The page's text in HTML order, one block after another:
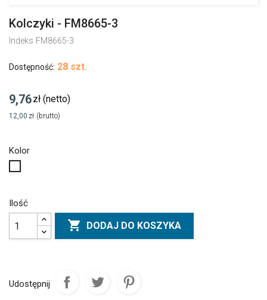
Kolczyki - FM8665-3
Indeks FM8665-3
Dostępność: 28 szt.
9,76zł (netto)
12,00 zł (brutto)
Kolor
Ilość
 DODAJ DO KOSZYKA
Udostępnij